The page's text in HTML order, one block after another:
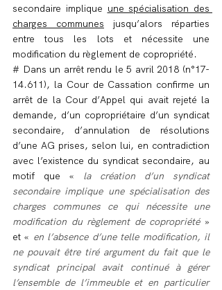
secondaire implique une spécialisation des
charges communes jusqu’alors réparties
entre tous les lots et nécessite une
modification du règlement de copropriété.
# Dans un arrêt rendu le 5 avril 2018 (n°17-
14.611), la Cour de Cassation confirme un
arrêt de la Cour d’Appel qui avait rejeté la
demande, d’un copropriétaire d’un syndicat
secondaire, d’annulation de résolutions
d’une AG prises, selon lui, en contradiction
avec l’existence du syndicat secondaire, au
motif que « la création d’un syndicat
secondaire implique une spécialisation des
charges communes ce qui nécessite une
modification du règlement de copropriété »
et « en l’absence d’une telle modification, il
ne pouvait être tiré argument du fait que le
syndicat principal avait continué à gérer
l’ensemble de l’immeuble et en particulier